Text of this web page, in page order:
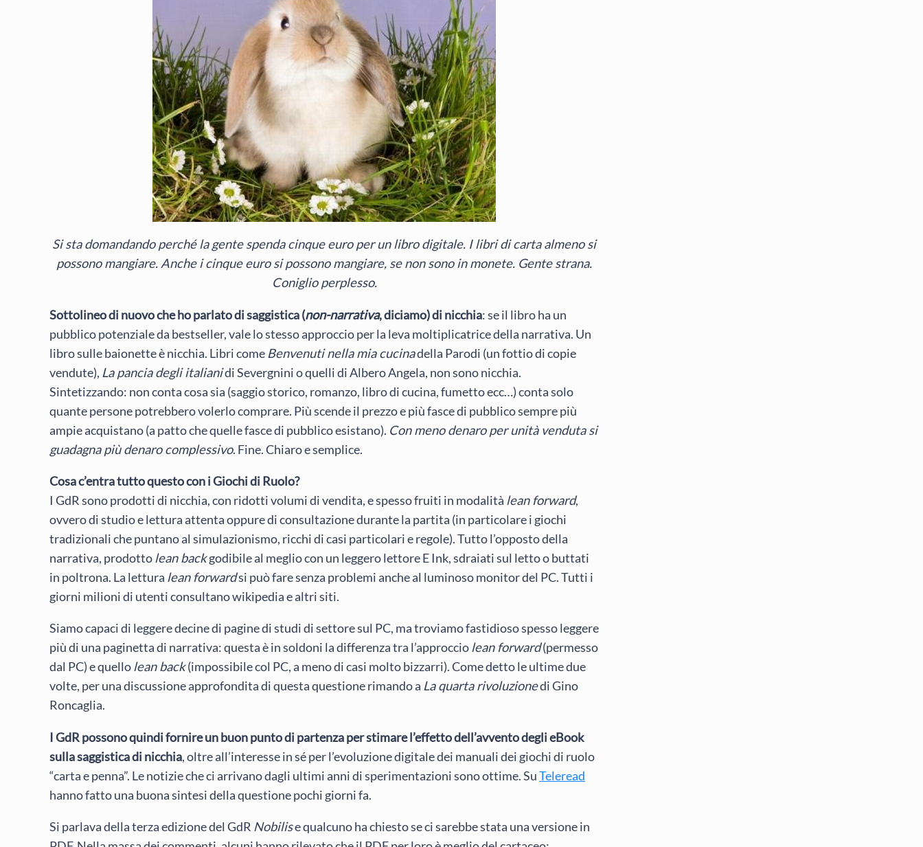
Si sta domandando perché la gente spenda cinque euro per un libro digitale. I libri di carta almeno si
possono mangiare. Anche i cinque euro si possono mangiare, se non sono in monete. Gente strana.
Coniglio perplesso.
Sottolineo di nuovo che ho parlato di saggistica (non-narrativa, diciamo) di nicchia: se il libro ha un
pubblico potenziale da bestseller, vale lo stesso approccio per la leva moltiplicatrice della narrativa. Un
libro sulle baionette è nicchia. Libri come Benvenuti nella mia cucinadella Parodi (un fottio di copie
vendute), La pancia degli italianidi Severgnini o quelli di Albero Angela, non sono nicchia.
Sintetizzando: non conta cosa sia (saggio storico, romanzo, libro di cucina, fumetto ecc…) conta solo
quante persone potrebbero volerlo comprare. Più scende il prezzo e più fasce di pubblico sempre più
ampie acquistano (a patto che quelle fasce di pubblico esistano). Con meno denaro per unità venduta si
guadagna più denaro complessivo. Fine. Chiaro e semplice.
Cosa c’entra tutto questo con i Giochi di Ruolo?
I GdR sono prodotti di nicchia, con ridotti volumi di vendita, e spesso fruiti in modalità lean forward,
ovvero di studio e lettura attenta oppure di consultazione durante la partita (in particolare i giochi
tradizionali che puntano al simulazionismo, ricchi di casi particolari e regole). Tutto l’opposto della
narrativa, prodotto lean backgodibile al meglio con un leggero lettore E Ink, sdraiati sul letto o buttati
in poltrona. La lettura lean forwardsi può fare senza problemi anche al luminoso monitor del PC. Tutti i
giorni milioni di utenti consultano wikipedia e altri siti.
Siamo capaci di leggere decine di pagine di studi di settore sul PC, ma troviamo fastidioso spesso leggere
più di una paginetta di narrativa: questa è in soldoni la differenza tra l’approcciolean forward(permesso
dal PC) e quellolean back(impossibile col PC, a meno di casi molto bizzarri). Come detto le ultime due
volte, per una discussione approfondita di questa questione rimando a La quarta rivoluzionedi Gino
Roncaglia.
I GdR possono quindi fornire un buon punto di partenza per stimare l’effetto dell’avvento degli eBook
sulla saggistica di nicchia, oltre all’interesse in sé per l’evoluzione digitale dei manuali dei giochi di ruolo
“carta e penna”. Le notizie che ci arrivano dagli ultimi anni di sperimentazioni sono ottime. SuTeleread
hanno fatto una buona sintesi della questione pochi giorni fa.
Si parlava della terza edizione del GdR Nobilise qualcuno ha chiesto se ci sarebbe stata una versione in